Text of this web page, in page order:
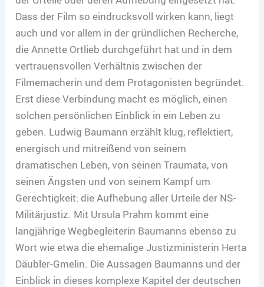
Dass der Film so eindrucksvoll wirken kann, liegt
auch und vor allem in der gründlichen Recherche,
die Annette Ortlieb durchgeführt hat und in dem
vertrauensvollen Verhältnis zwischen der
Filmemacherin und dem Protagonisten begründet.
Erst diese Verbindung macht es möglich, einen
solchen persönlichen Einblick in ein Leben zu
geben. Ludwig Baumann erzählt klug, reflektiert,
energisch und mitreißend von seinem
dramatischen Leben, von seinen Traumata, von
seinen Ängsten und von seinem Kampf um
Gerechtigkeit: die Aufhebung aller Urteile der NS-
Militärjustiz. Mit Ursula Prahm kommt eine
langjährige Wegbegleiterin Baumanns ebenso zu
Wort wie etwa die ehemalige Justizministerin Herta
Däubler-Gmelin. Die Aussagen Baumanns und der
Einblick in dieses komplexe Kapitel der deutschen